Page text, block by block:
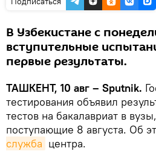
В Узбекистане с
вступительные
первые результаты.
ТАШКЕНТ, 10 авг – Sputnik.
тестирования объявил
тестов на бакалавриат в
поступающие 8 августа. Об
служба центра.